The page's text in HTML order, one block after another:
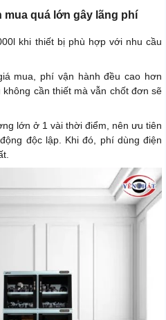
mua quá lớn gây lãng phí
khi thiết bị phù hợp với nhu cầu
mua, phí vận hành đều cao hơn
cần thiết mà vẫn chốt đơn sẽ
lớn ở 1 vài thời điểm, nên ưu tiên
độc lập. Khi đó, phí dùng điện